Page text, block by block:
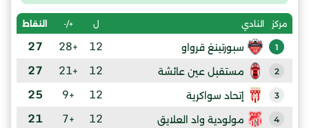
مركز النادي ل +/- النقاط
1 سبورتينغ قرواو 12
+28
27
2 مستقبل عين عائشة 12
+21
27
3 إتحاد سواكرية 12
+9
25
4 مولودية واد العلايق 12
+7
21